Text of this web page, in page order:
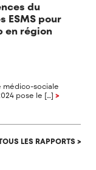
du
ESMS pour
en région
médico-sociale
pose le […]>
LES RAPPORTS >